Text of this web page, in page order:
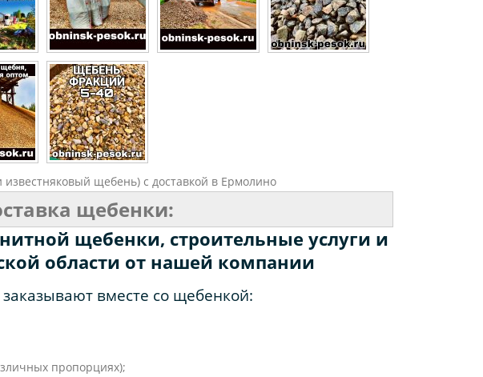
щебень) с доставкой в Ермолино
щебенки:
щебенки, строительные услуги и
области от нашей компании
вместе со щебенкой:
пропорциях);